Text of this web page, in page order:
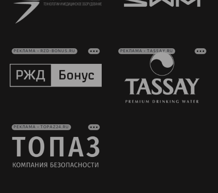
РЕКЛАМА • RZD-BONUS.RU РЕКЛАМА • TASSAY.RU
РЕКЛАМА • TOPAZ24.RU